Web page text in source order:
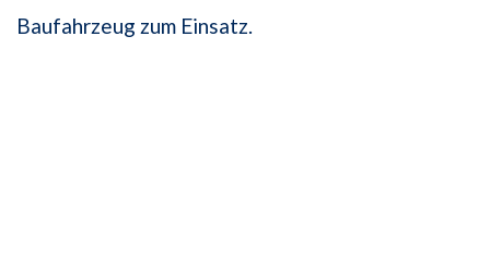
Baufahrzeug zum Einsatz.